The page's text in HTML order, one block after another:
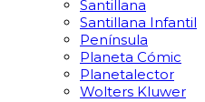
Santillana
Santillana Infantil
Península
Planeta Cómic
Planetalector
Wolters Kluwer